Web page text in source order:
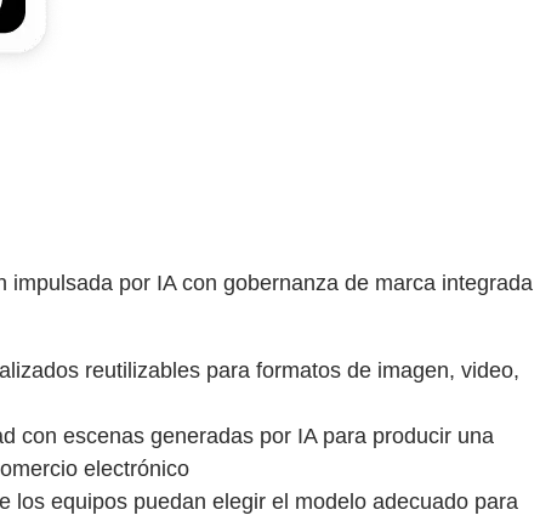
por IA con gobernanza de marca integrada
reutilizables para formatos de imagen, video,
con escenas generadas por IA para producir una
electrónico
los equipos puedan elegir el modelo adecuado para